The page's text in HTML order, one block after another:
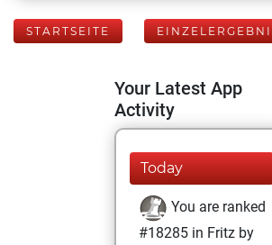
STARTSEITE
Your Latest App
Activity
Today
You are ranked
#18285 in Fritz by